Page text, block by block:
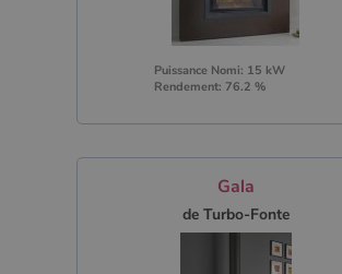
Puissance Nomi: 15 kW
Rendement: 76.2 %
Gala
de Turbo-Fonte